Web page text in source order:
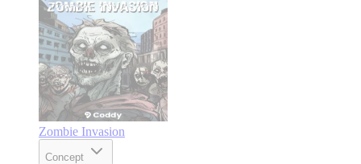
Zombie Invasion
Concept